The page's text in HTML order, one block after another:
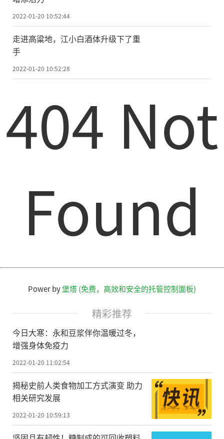
2022-01-20 10:52:44
走进高粱地，江小白酒体升级下了重
手
2022-01-20 10:52:28
404 Not
Found
Power by堡塔 (免费，高效和安全的托管控制面板)
精彩推荐
今日大寒：永和豆浆伴你温暖过冬，
增强身体免疫力
2022-01-20 11:02:54
揭秘史前人类食物加工方式演变 助力
相关研究发展
2022-01-20 10:59:13